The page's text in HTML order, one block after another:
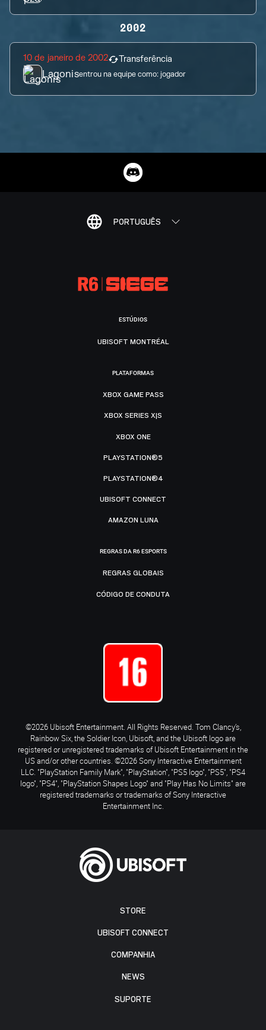
2002
10 de janeiro de 2002 Transferência
Lagonisentrou na equipe como:jogador
PORTUGUÊS
STORE
UBISOFT CONNECT
COMPANHIA
NEWS
SUPORTE
ESTÚDIOS
UBISOFT MONTRÉAL
PLATAFORMAS
XBOX GAME PASS
XBOX SERIES X|S
XBOX ONE
PLAYSTATION®5
PLAYSTATION®4
UBISOFT CONNECT
AMAZON LUNA
REGRAS DA R6 ESPORTS
REGRAS GLOBAIS
CÓDIGO DE CONDUTA
©2026 Ubisoft Entertainment. All Rights Reserved. Tom Clancy’s,
Rainbow Six, the Soldier Icon, Ubisoft, and the Ubisoft logo are
registered or unregistered trademarks of Ubisoft Entertainment in the
US and/or other countries. ©2026 Sony Interactive Entertainment
LLC. "PlayStation Family Mark", "PlayStation", "PS5 logo", "PS5", "PS4
logo", "PS4", "PlayStation Shapes Logo" and "Play Has No Limits" are
registered trademarks or trademarks of Sony Interactive
Entertainment Inc.